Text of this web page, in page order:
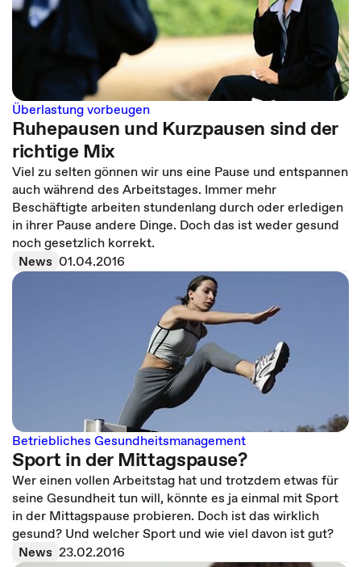
Überlastung vorbeugen
Ruhepausen und Kurzpausen sind der
richtige Mix
Viel zu selten gönnen wir uns eine Pause und entspannen
auch während des Arbeitstages. Immer mehr
Beschäftigte arbeiten stundenlang durch oder erledigen
in ihrer Pause andere Dinge. Doch das ist weder gesund
noch gesetzlich korrekt.
News 01.04.2016
Betriebliches Gesundheitsmanagement
Sport in der Mittagspause?
Wer einen vollen Arbeitstag hat und trotzdem etwas für
seine Gesundheit tun will, könnte es ja einmal mit Sport
in der Mittagspause probieren. Doch ist das wirklich
gesund? Und welcher Sport und wie viel davon ist gut?
News 23.02.2016